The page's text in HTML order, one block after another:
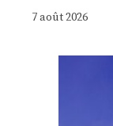
7 août 2026